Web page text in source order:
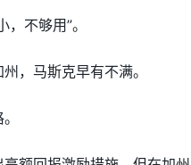
不够用”。
，马斯克早有不满。